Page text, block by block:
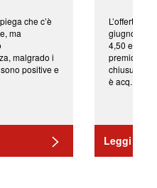
che c’è
ma
malgrado i
positive e
L’offerta
giugno da
4,50 euro
premio di
chiusura
è acq...
Leggi di